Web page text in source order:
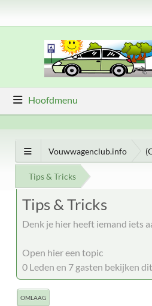
Hoofdmenu
Vouwwagenclub.info
Tips & Tricks
Tips & Tricks
Denk je hier heeft iemand iets
Open hier een topic
0 Leden en 7 gasten bekijken
OMLAAG